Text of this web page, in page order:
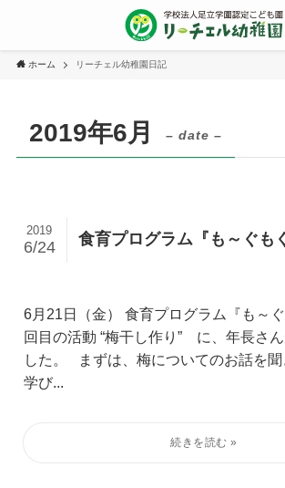
ホーム リーチェル幼稚園日記
2019年6月 – date –
食育プログラム『も～ぐ
2019
6/24
6月21日（金） 食育プログラム『も～
回目の活動 “梅干し作り” に、年長さ
した。 まずは、梅についてのお話を聞
学び...